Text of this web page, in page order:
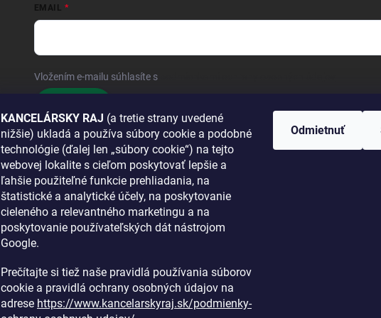
KANCELÁRSKY RAJ (a tretie strany uvedené
nižšie) ukladá a používa súbory cookie a podobné
technológie (ďalej len „súbory cookie“) na tejto
webovej lokalite s cieľom poskytovať lepšie a
ľahšie použiteľné funkcie prehliadania, na
štatistické a analytické účely, na poskytovanie
cieleného a relevantného marketingu a na
poskytovanie používateľských dát nástrojom
Google.
Prečítajte si tiež naše pravidlá používania súborov
cookie a pravidlá ochrany osobných údajov na
adrese https://www.kancelarskyraj.sk/podmienky-
Odmietnuť
EMAIL
Vložením e-mailu súhlasíte s
AKO SA K NÁM
DOSTANETE?